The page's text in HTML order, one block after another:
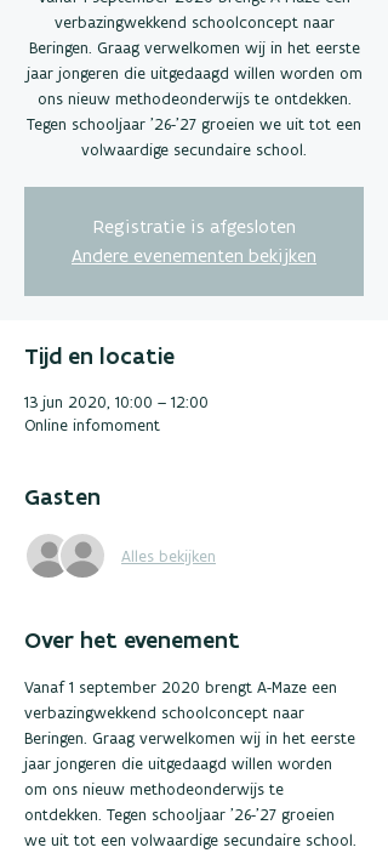
verbazingwekkend schoolconcept naar
Beringen. Graag verwelkomen wij in het eerste
jaar jongeren die uitgedaagd willen worden om
ons nieuw methodeonderwijs te ontdekken.
Tegen schooljaar ’26-’27 groeien we uit tot een
volwaardige secundaire school.
Registratie is afgesloten
Andere evenementen bekijken
Tijd en locatie
13 jun 2020, 10:00 – 12:00
Online infomoment
Gasten
Alles bekijken
Over het evenement
Vanaf 1 september 2020 brengt A-Maze een
verbazingwekkend schoolconcept naar
Beringen. Graag verwelkomen wij in het eerste
jaar jongeren die uitgedaagd willen worden
om ons nieuw methodeonderwijs te
ontdekken. Tegen schooljaar ’26-’27 groeien
we uit tot een volwaardige secundaire school.